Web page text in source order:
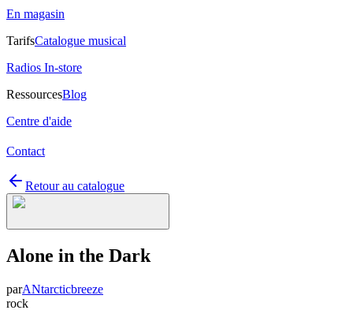
En magasin
TarifsCatalogue musical
Radios In-store
RessourcesBlog
Centre d'aide
Contact
Retour au catalogue
Alone in the Dark
parANtarcticbreeze
rock